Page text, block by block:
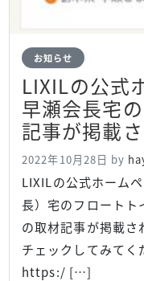
お知らせ
LIXILの公式
早瀬会長宅
記事が掲載
2022年10月28日 by
LIXILの公式ホーム
長）宅のフロートト
の取材記事が掲載
チェックしてみて
https:/ […]